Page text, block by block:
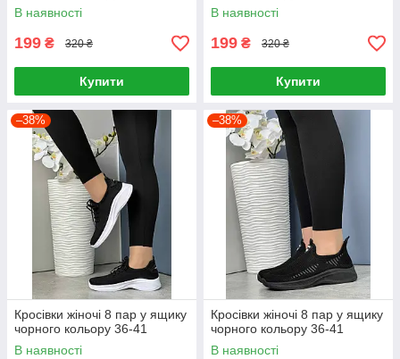
В наявності
199 ₴ 320 ₴
Купити
В наявності
199 ₴ 320 ₴
Купити
–38%
Кросівки жіночі 8 пар у ящику
чорного кольору 36-41
В наявності
–38%
Кросівки жіночі 8 пар у ящику
чорного кольору 36-41
В наявності